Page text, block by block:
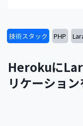
技術スタック PHP
Herokuに
リケーション